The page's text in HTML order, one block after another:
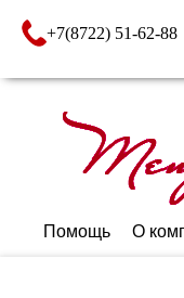
+7(8722) 51-62-88
Помощь О